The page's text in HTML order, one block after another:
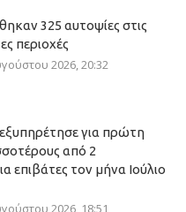
325 αυτοψίες στις
περιοχές
2026, 20:32
για πρώτη
από 2
επιβάτες τον μήνα Ιούλιο
2026, 18:51